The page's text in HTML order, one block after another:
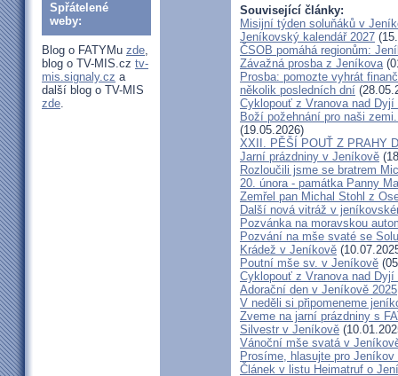
Spřátelené
weby:
Blog o FATYMu zde,
blog o TV-MIS.cz tv-
mis.signaly.cz a
další blog o TV-MIS
zde.
Související články:
Misijní týden soluňáků v
Jeníkovský kalendář 2027
ČSOB pomáhá regionům:
Závažná prosba z Jeníkova
Prosba: pomozte vyhrát
několik posledních dní
Cyklopouť z Vranova nad
Boží požehnání pro naši
(19.05.2026)
XXII. PĚŠÍ POUŤ Z PRAHY
Jarní prázdniny v Jeníkově
Rozloučili jsme se bratrem
20. února - památka Panny
Zemřel pan Michal Stohl z
Další nová vitráž v
Pozvánka na moravskou
Pozvání na mše svaté se
Krádež v Jeníkově
Poutní mše sv. v Jeníkově
Cyklopouť z Vranova nad
Adorační den v Jeníkově 2025
V neděli si připomeneme
Zveme na jarní prázdniny s
Silvestr v Jeníkově
Vánoční mše svatá v
Prosíme, hlasujte pro
Článek v listu Heimatruf o